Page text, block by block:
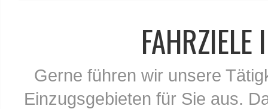
Gerne führen wir unsere
Einzugsgebieten für Sie aus.